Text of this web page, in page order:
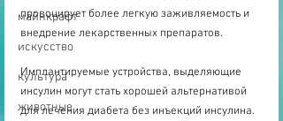
майнкрафт
искусство
культура
животные
провоцирует более легкую заживляемость и
внедрение лекарственных препаратов.
Имплантируемые устройства, выделяющие
инсулин могут стать хорошей альтернативой
для лечения диабета без инъекций инсулина.